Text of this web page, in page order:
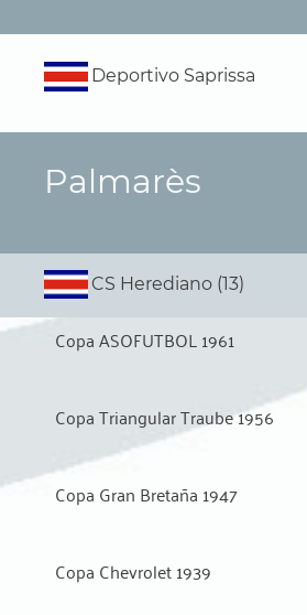
Deportivo Saprissa
Palmarès
CS Herediano (13)
Copa ASOFUTBOL 1961
Copa Triangular Traube 1956
Copa Gran Bretaña 1947
Copa Chevrolet 1939